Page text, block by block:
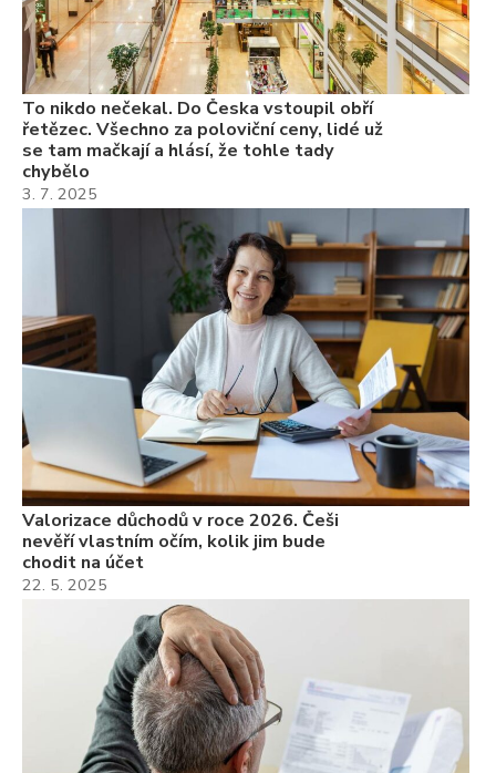
To nikdo nečekal. Do Česka vstoupil obří
řetězec. Všechno za poloviční ceny, lidé už
se tam mačkají a hlásí, že tohle tady
chybělo
3. 7. 2025
Valorizace důchodů v roce 2026. Češi
nevěří vlastním očím, kolik jim bude
chodit na účet
22. 5. 2025